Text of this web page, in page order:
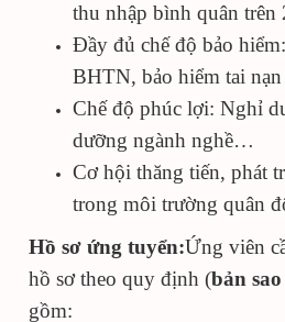
thu nhập bình quân trên
Đầy đủ chế độ bảo
BHTN, bảo hiểm tai nạn
Chế độ phúc lợi: Nghỉ
dưỡng ngành nghề…
Cơ hội thăng tiến, phát
trong môi trường quân
Hồ sơ ứng tuyển:Ứng viên
hồ sơ theo quy định (bản
gồm: